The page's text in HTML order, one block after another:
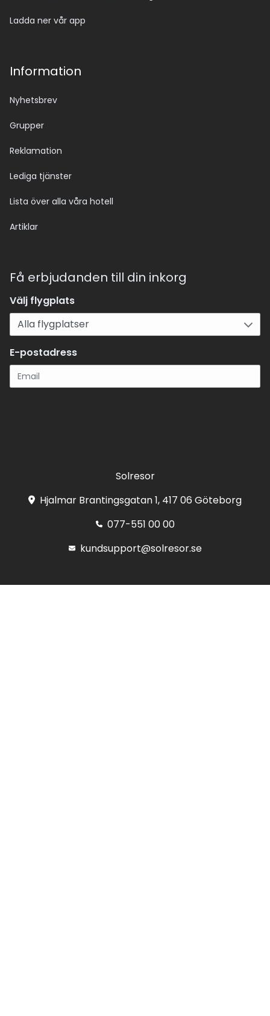
Ladda ner vår app
Information
Nyhetsbrev
Grupper
Reklamation
Lediga tjänster
Lista över alla våra hotell
Artiklar
Få erbjudanden till din inkorg
Välj flygplats
E-postadress
Solresor
Hjalmar Brantingsgatan 1, 417 06 Göteborg
077-551 00 00
kundsupport@solresor.se